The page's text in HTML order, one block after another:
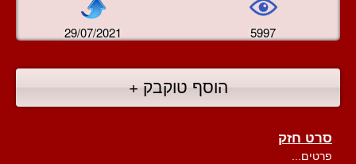
29/07/2021 5997
הוסף טוקבק +
סרט חזק
פרטים...